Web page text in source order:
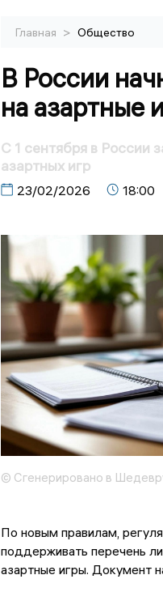
Главная > Общество
В России
на азартные
С 1 сентября в России
азартных игр
23/02/2026 18:00
© Сгенерировано в
По новым правилам,
поддерживать перечень
азартные игры. Документ